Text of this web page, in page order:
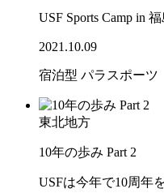
USF Sports Camp in
2021.10.09
宿泊型 パラスポーツ
東北地方
10年の歩み Part 2
USFは今年で10周年